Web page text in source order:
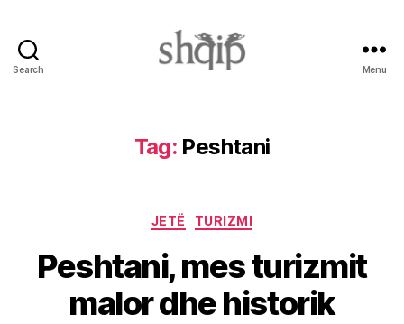
Search Menu
Tag: Peshtani
Categories
JETË TURIZMI
Peshtani, mes turizmit
malor dhe historik